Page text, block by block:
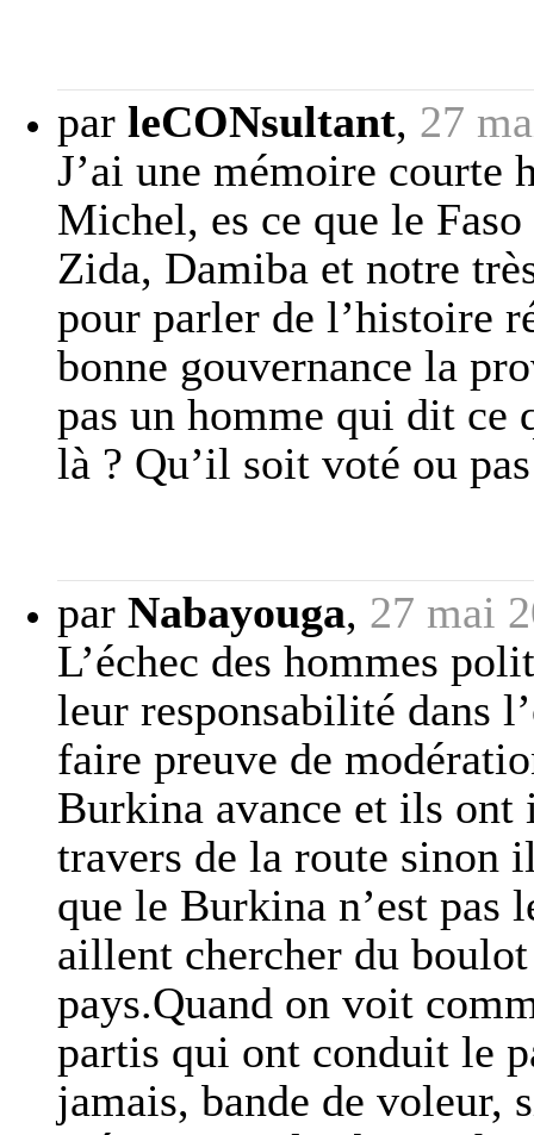
par leCONsultant, 27
J’ai une mémoire
Michel, es ce que le
Zida, Damiba et notre
pour parler de l’histoire
bonne gouvernance la
pas un homme qui dit
là ? Qu’il soit voté ou
par Nabayouga, 27 mai
L’échec des hommes
leur responsabilité dans
faire preuve de
Burkina avance et ils ont
travers de la route sinon
que le Burkina n’est pas
aillent chercher du
pays.Quand on voit
partis qui ont conduit le
jamais, bande de voleur,